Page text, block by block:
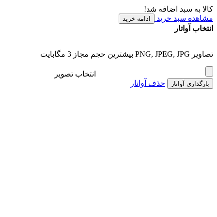
کالا به سبد اضافه شد!
مشاهده سبد خرید
ادامه خرید
انتخاب آواتار
تصاویر PNG, JPEG, JPG بیشترین حجم مجاز 3 مگابایت
انتخاب تصویر
بارگذاری آواتار حذف آواتار